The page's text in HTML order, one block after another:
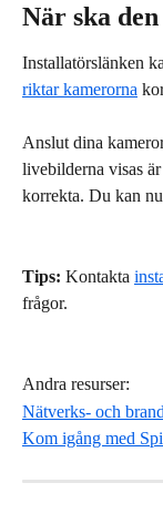
När ska
Installatörslänken
riktar kamerorna
Anslut dina
livebilderna visas
korrekta. Du kan
Tips: Kontakta
frågor.
Andra resurser:
Nätverks- och
Kom igång med